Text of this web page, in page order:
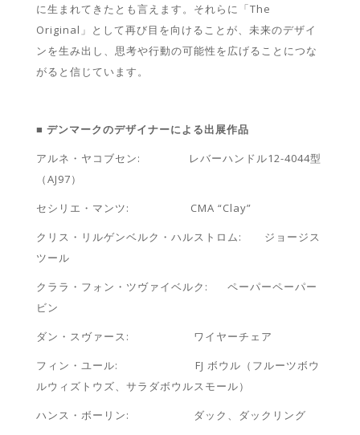
に生まれてきたとも言えます。それらに「The
Original」として再び目を向けることが、未来のデザイ
ンを生み出し、思考や行動の可能性を広げることにつな
がると信じています。
■ デンマークのデザイナーによる出展作品
アルネ・ヤコブセン: レバーハンドル12-4044型
（AJ97）
セシリエ・マンツ: CMA “Clay”
クリス・リルゲンベルク・ハルストロム: ジョージス
ツール
クララ・フォン・ツヴァイベルク: ペーパーペーパー
ビン
ダン・スヴァース: ワイヤーチェア
フィン・ユール: FJ ボウル（フルーツボウ
ルウィズトウズ、サラダボウルスモール）
ハンス・ボーリン: ダック、ダックリング